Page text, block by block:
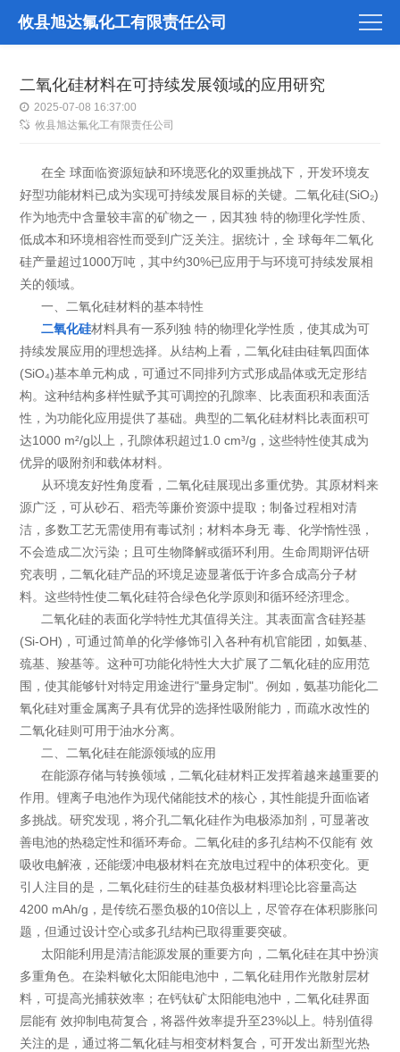
攸县旭达氟化工有限责任公司
二氧化硅材料在可持续发展领域的应用研究
2025-07-08 16:37:00
攸县旭达氟化工有限责任公司
在全 球面临资源短缺和环境恶化的双重挑战下，开发环境友
好型功能材料已成为实现可持续发展目标的关键。二氧化硅(SiO₂)
作为地壳中含量较丰富的矿物之一，因其独 特的物理化学性质、
低成本和环境相容性而受到广泛关注。据统计，全 球每年二氧化
硅产量超过1000万吨，其中约30%已应用于与环境可持续发展相
关的领域。
一、二氧化硅材料的基本特性
二氧化硅材料具有一系列独 特的物理化学性质，使其成为可
持续发展应用的理想选择。从结构上看，二氧化硅由硅氧四面体
(SiO₄)基本单元构成，可通过不同排列方式形成晶体或无定形结
构。这种结构多样性赋予其可调控的孔隙率、比表面积和表面活
性，为功能化应用提供了基础。典型的二氧化硅材料比表面积可
达1000 m²/g以上，孔隙体积超过1.0 cm³/g，这些特性使其成为
优异的吸附剂和载体材料。
从环境友好性角度看，二氧化硅展现出多重优势。其原材料来
源广泛，可从砂石、稻壳等廉价资源中提取；制备过程相对清
洁，多数工艺无需使用有毒试剂；材料本身无 毒、化学惰性强，
不会造成二次污染；且可生物降解或循环利用。生命周期评估研
究表明，二氧化硅产品的环境足迹显著低于许多合成高分子材
料。这些特性使二氧化硅符合绿色化学原则和循环经济理念。
二氧化硅的表面化学特性尤其值得关注。其表面富含硅羟基
(Si-OH)，可通过简单的化学修饰引入各种有机官能团，如氨基、
巯基、羧基等。这种可功能化特性大大扩展了二氧化硅的应用范
围，使其能够针对特定用途进行"量身定制"。例如，氨基功能化二
氧化硅对重金属离子具有优异的选择性吸附能力，而疏水改性的
二氧化硅则可用于油水分离。
二、二氧化硅在能源领域的应用
在能源存储与转换领域，二氧化硅材料正发挥着越来越重要的
作用。锂离子电池作为现代储能技术的核心，其性能提升面临诸
多挑战。研究发现，将介孔二氧化硅作为电极添加剂，可显著改
善电池的热稳定性和循环寿命。二氧化硅的多孔结构不仅能有 效
吸收电解液，还能缓冲电极材料在充放电过程中的体积变化。更
引人注目的是，二氧化硅衍生的硅基负极材料理论比容量高达
4200 mAh/g，是传统石墨负极的10倍以上，尽管存在体积膨胀问
题，但通过设计空心或多孔结构已取得重要突破。
太阳能利用是清洁能源发展的重要方向，二氧化硅在其中扮演
多重角色。在染料敏化太阳能电池中，二氧化硅用作光散射层材
料，可提高光捕获效率；在钙钛矿太阳能电池中，二氧化硅界面
层能有 效抑制电荷复合，将器件效率提升至23%以上。特别值得
关注的是，通过将二氧化硅与相变材料复合，可开发出新型光热